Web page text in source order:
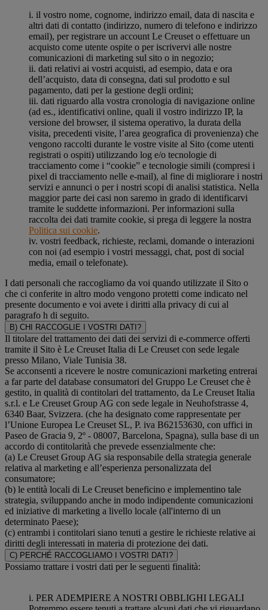
i. il vostro nome, cognome, indirizzo email, data di nascita e
altri dati di contatto (indirizzo, numero di telefono e indirizzo
email), per registrare un account Le Creuset o effettuare un
acquisto come utente ospite o per iscrivervi alle nostre
comunicazioni di marketing sul sito o in negozio;
ii. dati relativi ai vostri acquisti, ad esempio, data e ora
dell’acquisto, data di consegna, dati sul prodotto e sul
pagamento, dati per la gestione degli ordini;
iii. dati riguardo alla vostra cronologia di navigazione online
(ad es., identificativi online, quali il vostro indirizzo IP, la
versione del browser, il sistema operativo, la durata della
visita, precedenti visite, l’area geografica di provenienza) che
vengono raccolti durante le vostre visite al Sito (come utenti
registrati o ospiti) utilizzando log e/o tecnologie di
tracciamento come i “cookie” e tecnologie simili (compresi i
pixel di tracciamento nelle e-mail), al fine di migliorare i nostri
servizi e annunci o per i nostri scopi di analisi statistica. Nella
maggior parte dei casi non saremo in grado di identificarvi
tramite le suddette informazioni. Per informazioni sulla
raccolta dei dati tramite cookie, si prega di leggere la nostra
Politica sui cookie.
iv. vostri feedback, richieste, reclami, domande o interazioni
con noi (ad esempio i vostri messaggi, chat, post di social
media, email o telefonate).
I dati personali che raccogliamo da voi quando utilizzate il Sito o
che ci conferite in altro modo vengono protetti come indicato nel
presente documento e voi avete i diritti alla privacy di cui al
paragrafo h di seguito.
B) CHI RACCOGLIE I VOSTRI DATI?
Il titolare del trattamento dei dati dei servizi di e-commerce offerti
tramite il Sito è Le Creuset Italia di Le Creuset con sede legale
presso Milano, Viale Tunisia 38.
Se acconsenti a ricevere le nostre comunicazioni marketing entrerai
a far parte del database consumatori del Gruppo Le Creuset che è
gestito, in qualità di contitolari del trattamento, da Le Creuset Italia
s.r.l. e Le Creuset Group AG con sede legale in Neuhofstrasse 4,
6340 Baar, Svizzera. (che ha designato come rappresentate per
l’Unione Europea Le Creuset SL, P. iva B62153630, con uffici in
Paseo de Gracia 9, 2º - 08007, Barcelona, Spagna), sulla base di un
accordo di contitolarità che prevede essenzialmente che:
(a) Le Creuset Group AG sia responsabile della strategia generale
relativa al marketing e all’esperienza personalizzata del
consumatore;
(b) le entità locali di Le Creuset beneficino e implementino tale
strategia, sviluppando anche in modo indipendente comunicazioni
ed iniziative di marketing a livello locale (all'interno di un
determinato Paese);
(c) entrambi i contitolari siano tenuti a gestire le richieste relative ai
diritti degli interessati in materia di protezione dei dati.
C) PERCHÉ RACCOGLIAMO I VOSTRI DATI?
Possiamo trattare i vostri dati per le seguenti finalità:
i. PER ADEMPIERE A NOSTRI OBBLIGHI LEGALI